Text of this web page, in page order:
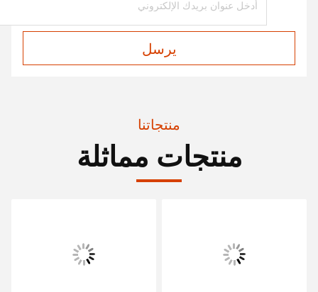
يرسل
منتجاتنا
منتجات مماثلة